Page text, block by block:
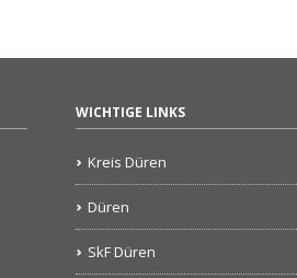
WICHTIGE LINKS
Kreis Düren
Düren
SkF Düren